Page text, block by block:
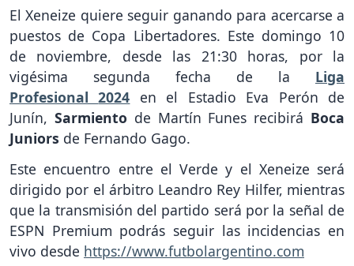
El Xeneize quiere seguir ganando para acercarse a
puestos de Copa Libertadores. Este domingo 10
de noviembre, desde las 21:30 horas, por la
vigésima segunda fecha de la Liga
Profesional 2024 en el Estadio Eva Perón de
Junín, Sarmiento de Martín Funes recibirá Boca
Juniors de Fernando Gago.
Este encuentro entre el Verde y el Xeneize será
dirigido por el árbitro Leandro Rey Hilfer, mientras
que la transmisión del partido será por la señal de
ESPN Premium podrás seguir las incidencias en
vivo desde https://www.futbolargentino.com